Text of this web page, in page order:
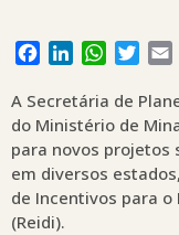
Facebook
LinkedIn
A Secretária de
do Ministério de
para novos projetos
em diversos
de Incentivos para
(Reidi).